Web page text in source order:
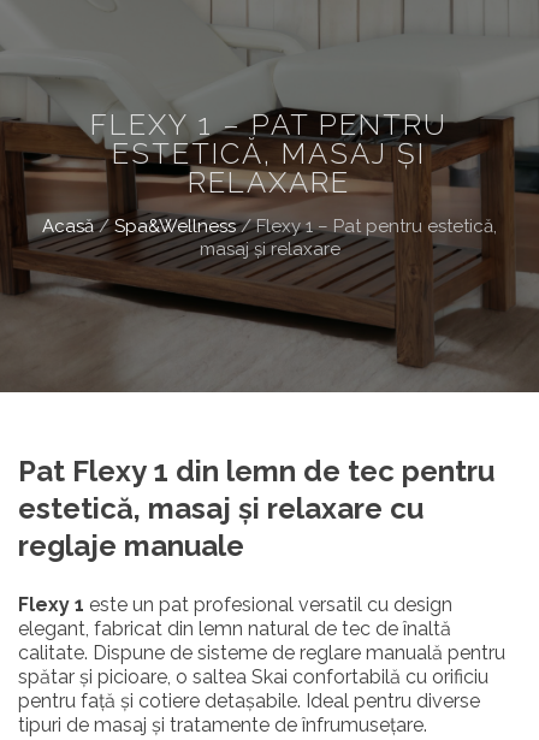
FLEXY 1 – PAT PENTRU
ESTETICĂ, MASAJ ȘI
RELAXARE
Acasă/Spa&Wellness/Flexy 1 – Pat pentru estetică,
masaj și relaxare
Pat Flexy 1 din lemn de tec pentru
estetică, masaj și relaxare cu
reglaje manuale
Flexy 1 este un pat profesional versatil cu design
elegant, fabricat din lemn natural de tec de înaltă
calitate. Dispune de sisteme de reglare manuală pentru
spătar și picioare, o saltea Skai confortabilă cu orificiu
pentru față și cotiere detașabile. Ideal pentru diverse
tipuri de masaj și tratamente de înfrumusețare.